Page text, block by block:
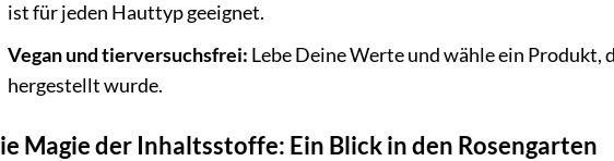
ist für jeden Hauttyp geeignet.
Vegan und tierversuchsfrei: Lebe Deine Werte und wähle ein
hergestellt wurde.
Magie der Inhaltsstoffe: Ein Blick in den Rosengarten